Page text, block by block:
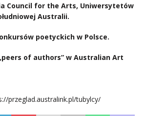
Council for the Arts, Uniwersytetów
Australii.
poetyckich w Polsce.
of authors” w Australian Art
przeglad.australink.pl/tubylcy/